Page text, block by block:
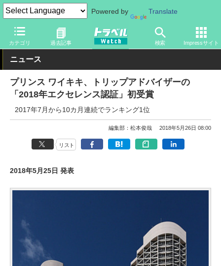
Powered by Translate
カテゴリ 過去記事 検索 Impressサイト
トラベル Watch 地域 海外旅行 ハワイ
ニュース
プリンス ワイキキ、トリップアドバイザーの
「2018年エクセレンス認証」初受賞
2017年7月から10カ月連続でランキング1位
編集部：松本俊哉 2018年5月26日 08:00
リスト
2018年5月25日 発表